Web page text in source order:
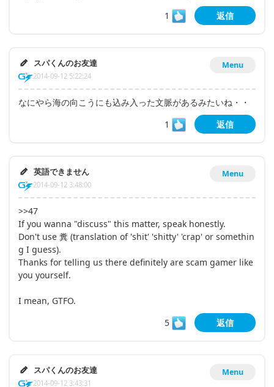
1
返信
Menu
スパくんのお友達
2014-09-12 5:22:24
なにやら海の向こうにも込み入った文脈があるみたいね・・
1
返信
Menu
英語できません
2014-09-12 3:48:00
>>47
If you wanna "discuss" this matter, speak honestly.
Don't use 糞 (translation of 'shit' 'shitty' 'crap' or somethin
g I guess).
Thanks for telling us there definitely are scam gamer like
you yourself.
I mean, GTFO.
5
返信
Menu
スパくんのお友達
2014-09-12 3:43:31